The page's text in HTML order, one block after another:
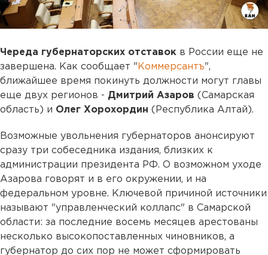
Череда губернаторских отставок в России еще не
завершена. Как сообщает " Коммерсантъ",
ближайшее время покинуть должности могут главы
еще двух регионов - Дмитрий Азаров (Самарская
область) и Олег Хорохордин (Республика Алтай).
Возможные увольнения губернаторов анонсируют
сразу три собеседника издания, близких к
администрации президента РФ. О возможном уходе
Азарова говорят и в его окружении, и на
федеральном уровне. Ключевой причиной источники
называют "управленческий коллапс" в Самарской
области: за последние восемь месяцев арестованы
несколько высокопоставленных чиновников, а
губернатор до сих пор не может сформировать